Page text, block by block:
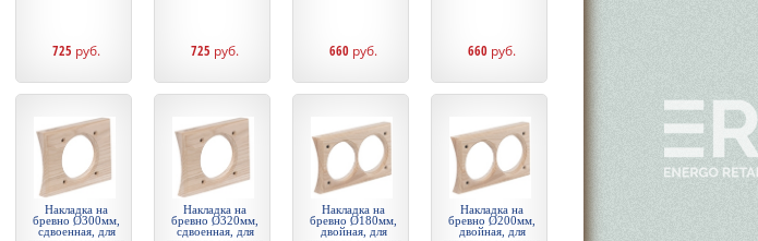
725 руб. 725 руб. 660 руб. 660 руб.
Накладка на
бревно Ø300мм,
сдвоенная, для
Накладка на
бревно Ø320мм,
сдвоенная, для
Накладка на
бревно Ø180мм,
двойная, для
Накладка на
бревно Ø200мм,
двойная, для